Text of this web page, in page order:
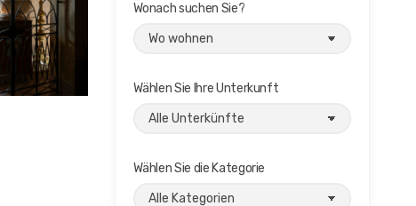
Wonach suchen Sie?
Wählen Sie Ihre Unterkunft
Wählen Sie die Kategorie